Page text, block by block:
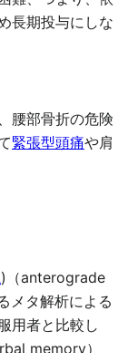
長期投与にしな
腰部骨折の危険
緊張型頭痛や肩
)（anterograde
メタ解析による
用者と比較し
memory）